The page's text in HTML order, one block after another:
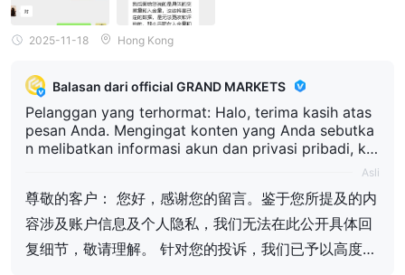
2025-11-18 Hong Kong
Balasan dari official GRAND MARKETS
Pelanggan yang terhormat: Halo, terima kasih atas
pesan Anda. Mengingat konten yang Anda sebutka
n melibatkan informasi akun dan privasi pribadi, ka
mi tidak dapat memberikan detail tanggapan spesif
i keluhan Anda, kami telah memberikan perhatian ti
nggi dan melakukan pemeriksaan serta evaluasi ya
ng komprehensif dan hati-hati, dan kini telah memb
entuk kesimpulan penanganan akhir. Kesimpulan ter
Asli
尊敬的客户： 您好，感谢您的留言。鉴于您所提及的内
容涉及账户信息及个人隐私，我们无法在此公开具体回
复细节，敬请理解。 针对您的投诉，我们已予以高度重